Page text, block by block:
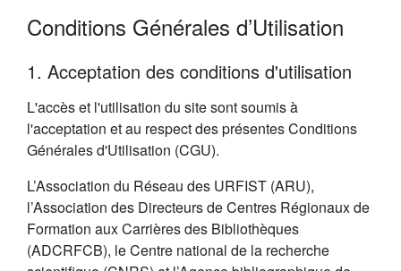
Conditions Générales d’Utilisation
1. Acceptation des conditions d'utilisation
L'accès et l'utilisation du site sont soumis à
l'acceptation et au respect des présentes Conditions
Générales d'Utilisation (CGU).
L’Association du Réseau des URFIST (ARU),
l’Association des Directeurs de Centres Régionaux de
Formation aux Carrières des Bibliothèques
(ADCRFCB), le Centre national de la recherche